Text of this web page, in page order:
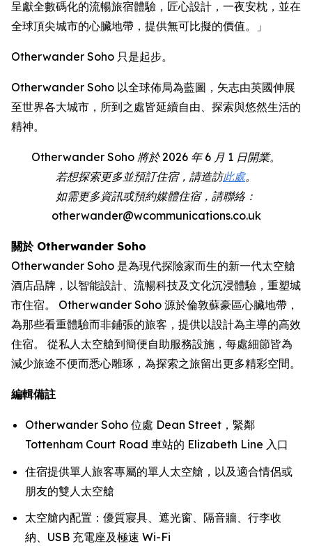
呈獻全數碼化的流暢旅宿體驗，匠心設計，一夜安枕，並在
全球頂尖城市的心臟地帶，提供無可比擬的價值。」
Otherwander Soho 只是起步。
Otherwander Soho 以全球佈局為藍圖，矢志由英國伸展
至世界各大城市，所到之處皆延續自由、探索與悠然生活的
精神。
Otherwander Soho 將於 2026 年 6 月 1 日開業。
若想探索更多並預訂住宿，請造訪此處。
如需更多資訊或預約媒體住宿，請聯絡：
otherwander@wcommunications.co.uk
關於 Otherwander Soho
Otherwander Soho 是為現代探險家而生的新一代太空艙
酒店品牌，以智能設計、流暢科技及文化沉浸體驗，重塑城
市住宿。 Otherwander Soho 源於倫敦蘇豪區心臟地帶，
為那些看重體驗而非鋪張的旅客，提供以設計為主導的高效
住宿。 從私人太空艙到簡便自助服務設施，每處細節皆為
減少旅途不便而悉心雕琢，為探索之旅留出更多精彩空間。
編輯備註
Otherwander Soho 位處 Dean Street，緊鄰
Tottenham Court Road 車站的 Elizabeth Line 入口
住宿提供單人旅客專屬的單人太空艙，以及適合情侶或
朋友的雙人太空艙
太空艙內配置：優質寢具、遮光窗、隔音牆、行李收
納、USB 充電座及極速 Wi-Fi